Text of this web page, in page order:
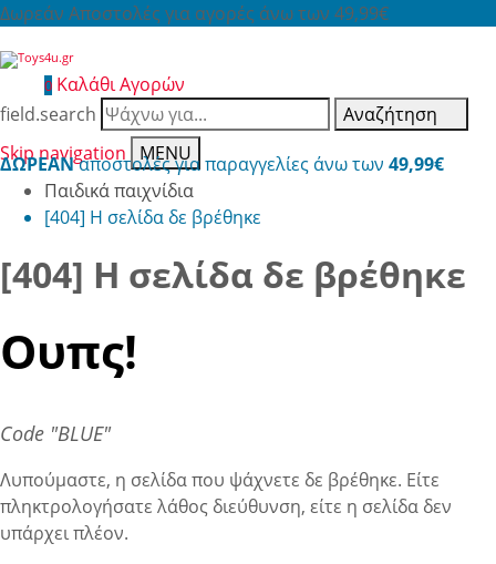
Δωρεάν Αποστολές για αγορές άνω των 49,99€
0 Καλάθι Αγορών
field.search
Αναζήτηση
Skip navigation
MENU
ΔΩΡΕΑΝαποστολές για παραγγελίες άνω των 49,99€
Παιδικά παιχνίδια
[404] Η σελίδα δε βρέθηκε
[404] Η σελίδα δε βρέθηκε
Ουπς!
Code "BLUE"
Λυπούμαστε, η σελίδα που ψάχνετε δε βρέθηκε. Είτε
πληκτρολογήσατε λάθος διεύθυνση, είτε η σελίδα δεν
υπάρχει πλέον.